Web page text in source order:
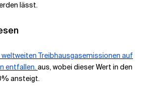
lässt.
Treibhausgasemissionen auf
entfallen. aus, wobei dieser Wert in den
ansteigt.